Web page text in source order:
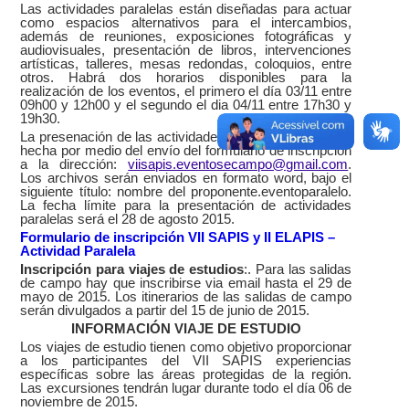
Las actividades paralelas están diseñadas para actuar
como espacios alternativos para el intercambios,
además de reuniones, exposiciones fotográficas y
audiovisuales, presentación de libros, intervenciones
artísticas, talleres, mesas redondas, coloquios, entre
otros. Habrá dos horarios disponibles para la
realización de los eventos, el primero el día 03/11 entre
09h00 y 12h00 y el segundo el dia 04/11 entre 17h30 y
19h30.
La presenación de las actividades paralelas debera ser
hecha por medio del envío del formulario de inscripción
a la dirección:viisapis.eventosecampo@gmail.com.
Los archivos serán enviados en formato word, bajo el
siguiente título: nombre del proponente.eventoparalelo.
La fecha límite para la presentación de actividades
paralelas será el 28 de agosto 2015.
Formulario de inscripción VII SAPIS y II ELAPIS –
Actividad Paralela
Inscripción para viajes de estudios:. Para las salidas
de campo hay que inscribirse via email hasta el 29 de
mayo de 2015. Los itinerarios de las salidas de campo
serán divulgados a partir del 15 de junio de 2015.
INFORMACIÓN VIAJE DE ESTUDIO
Los viajes de estudio tienen como objetivo proporcionar
a los participantes del VII SAPIS experiencias
específicas sobre las áreas protegidas de la región.
Las excursiones tendrán lugar durante todo el día 06 de
noviembre de 2015.